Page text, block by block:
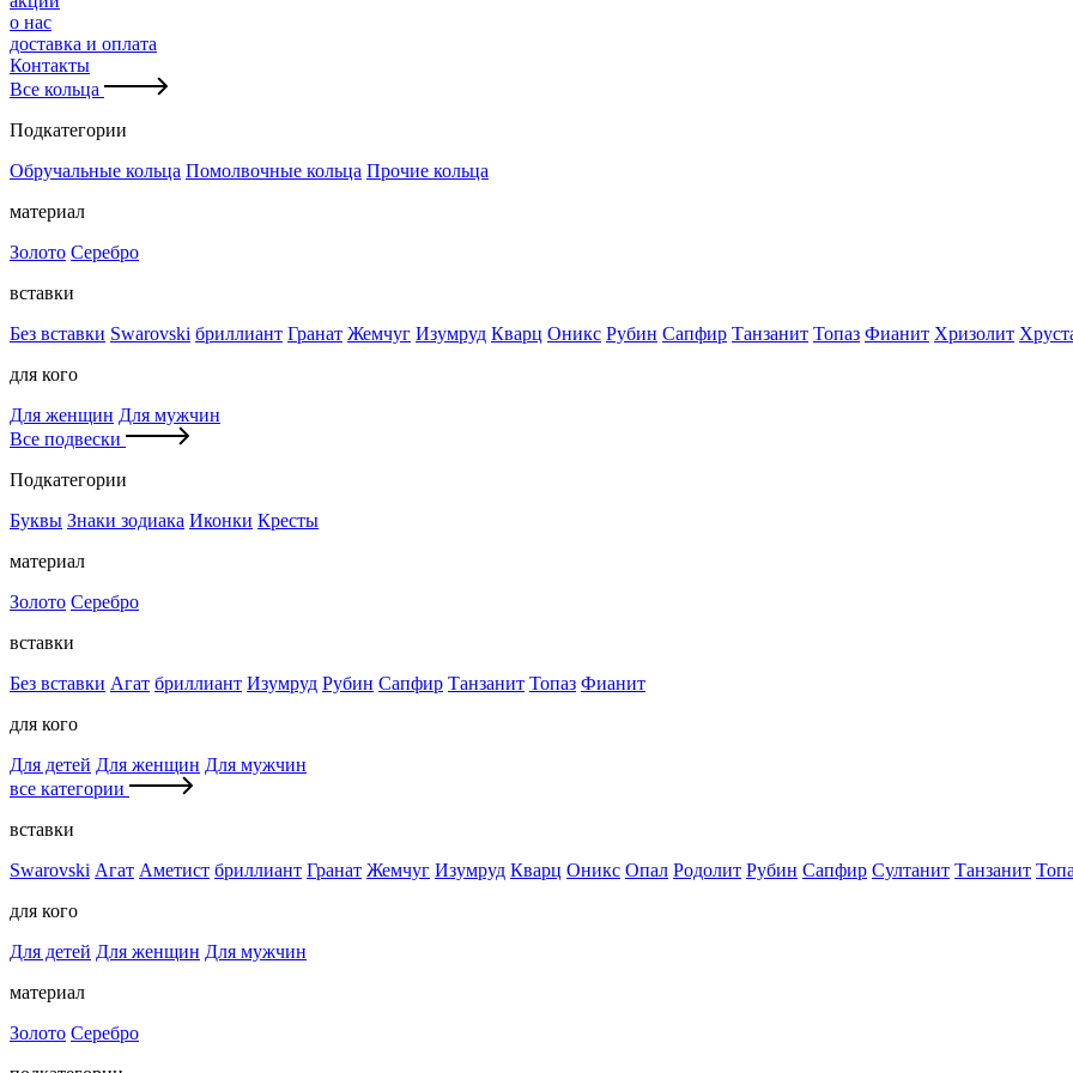
о нас
доставка и оплата
Контакты
Все кольца
Подкатегории
Обручальные кольца Помолвочные кольца Прочие кольца
материал
Золото Серебро
вставки
Без вставки Swarovski бриллиант Гранат Жемчуг Изумруд Кварц Оникс Рубин Сапфир Танзанит Топаз Фианит Хризолит
для кого
Для женщин Для мужчин
Все подвески
Подкатегории
Буквы Знаки зодиака Иконки Кресты
материал
Золото Серебро
вставки
Без вставки Агат бриллиант Изумруд Рубин Сапфир Танзанит Топаз Фианит
для кого
Для детей Для женщин Для мужчин
все категории
вставки
Swarovski Агат Аметист бриллиант Гранат Жемчуг Изумруд Кварц Оникс Опал Родолит Рубин Сапфир Султанит Танзанит
для кого
Для детей Для женщин Для мужчин
материал
Золото Серебро